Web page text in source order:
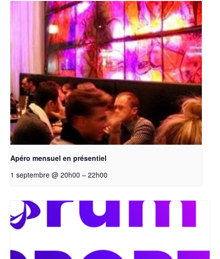
Apéro mensuel en présentiel
1 septembre @ 20h00 – 22h00